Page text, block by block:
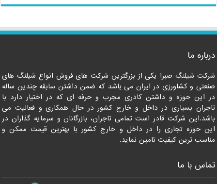
درباره ما
شرکت شیلنگ صبرا یکی از بزرگترین شرکت های فروش انواع شیلنگ های
صنعتی و کشاورزی در ایران می باشد که ضمن داشتن سابقه چندین ساله
در این حوزه و داشتن کادری مجرب و حرفه ای که در اختیار دارد با
تاجران بسیاری در داخل و خارج کشور در حال همکاری و فعالیت می
باشد.این شرکت قادر است تمامی تاجران، بازرگانان و سرمایه گذاران در
این حوزه تجاری را در داخل و خارج کشور با بهترین قیمت ممکن و
مناسب ترین کیفیت تامین نماید.
تماس با ما